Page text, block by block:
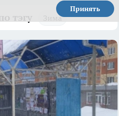
Принять
Зима